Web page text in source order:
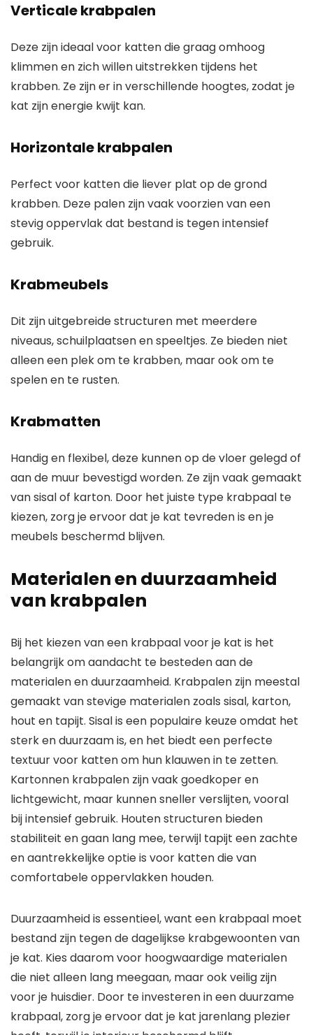
Verticale krabpalen
Deze zijn ideaal voor katten die graag omhoog
klimmen en zich willen uitstrekken tijdens het
krabben. Ze zijn er in verschillende hoogtes, zodat je
kat zijn energie kwijt kan.
Horizontale krabpalen
Perfect voor katten die liever plat op de grond
krabben. Deze palen zijn vaak voorzien van een
stevig oppervlak dat bestand is tegen intensief
gebruik.
Krabmeubels
Dit zijn uitgebreide structuren met meerdere
niveaus, schuilplaatsen en speeltjes. Ze bieden niet
alleen een plek om te krabben, maar ook om te
spelen en te rusten.
Krabmatten
Handig en flexibel, deze kunnen op de vloer gelegd of
aan de muur bevestigd worden. Ze zijn vaak gemaakt
van sisal of karton. Door het juiste type krabpaal te
kiezen, zorg je ervoor dat je kat tevreden is en je
meubels beschermd blijven.
Materialen en duurzaamheid
van krabpalen
Bij het kiezen van een krabpaal voor je kat is het
belangrijk om aandacht te besteden aan de
materialen en duurzaamheid. Krabpalen zijn meestal
gemaakt van stevige materialen zoals sisal, karton,
hout en tapijt. Sisal is een populaire keuze omdat het
sterk en duurzaam is, en het biedt een perfecte
textuur voor katten om hun klauwen in te zetten.
Kartonnen krabpalen zijn vaak goedkoper en
lichtgewicht, maar kunnen sneller verslijten, vooral
bij intensief gebruik. Houten structuren bieden
stabiliteit en gaan lang mee, terwijl tapijt een zachte
en aantrekkelijke optie is voor katten die van
comfortabele oppervlakken houden.
Duurzaamheid is essentieel, want een krabpaal moet
bestand zijn tegen de dagelijkse krabgewoonten van
je kat. Kies daarom voor hoogwaardige materialen
die niet alleen lang meegaan, maar ook veilig zijn
voor je huisdier. Door te investeren in een duurzame
krabpaal, zorg je ervoor dat je kat jarenlang plezier